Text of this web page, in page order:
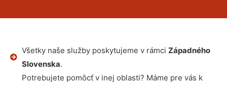
Všetky naše služby poskytujeme v rámci Západného
Slovenska.
Potrebujete pomôcť v inej oblasti? Máme pre vás k